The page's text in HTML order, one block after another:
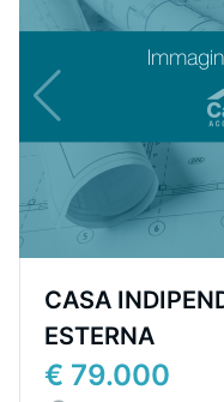
CASA
ESTERNA
€ 79.000